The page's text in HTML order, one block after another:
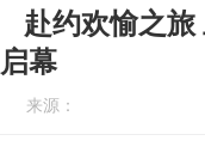
赴约欢愉之
启幕
来源：